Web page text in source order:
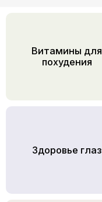
Витамины для
похудения
Здоровье глаз